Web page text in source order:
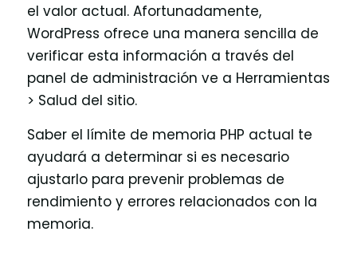
el valor actual. Afortunadamente,
WordPress ofrece una manera sencilla de
verificar esta información a través del
panel de administración ve a Herramientas
> Salud del sitio.
Saber el límite de memoria PHP actual te
ayudará a determinar si es necesario
ajustarlo para prevenir problemas de
rendimiento y errores relacionados con la
memoria.